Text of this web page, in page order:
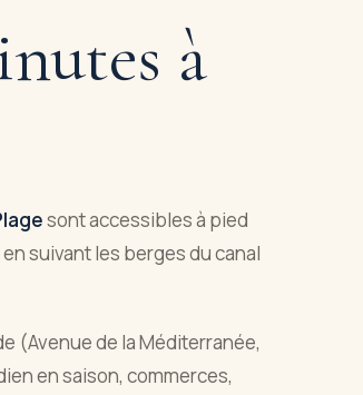
à
sont accessibles à pied
suivant les berges du canal
(Avenue de la Méditerranée,
en saison, commerces,